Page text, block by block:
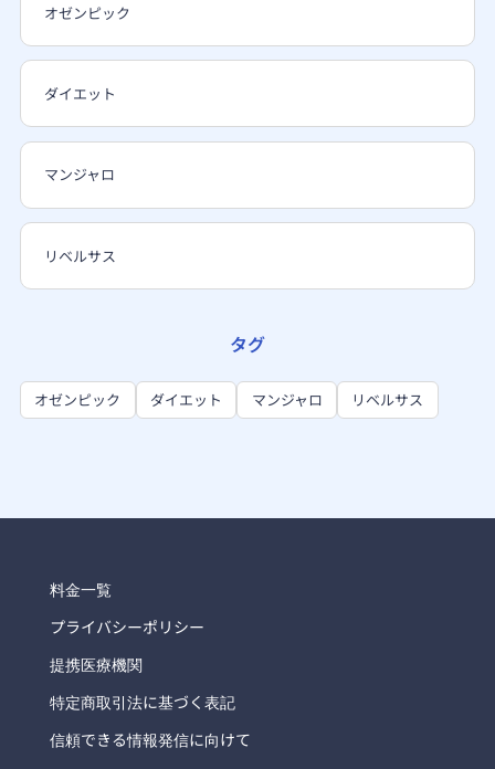
オゼンピック
ダイエット
マンジャロ
リベルサス
タグ
オゼンピック ダイエット マンジャロ リベルサス
料金一覧
プライバシーポリシー
提携医療機関
特定商取引法に基づく表記
信頼できる情報発信に向けて